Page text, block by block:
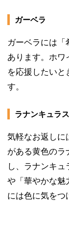
ガーベラ
ガーベラには
あります。ホワ
を応援したい
す。
ラナンキュラス
気軽なお返しに
がある黄色のラ
し、ラナンキュ
や「華やかな魅
には色に気をつ